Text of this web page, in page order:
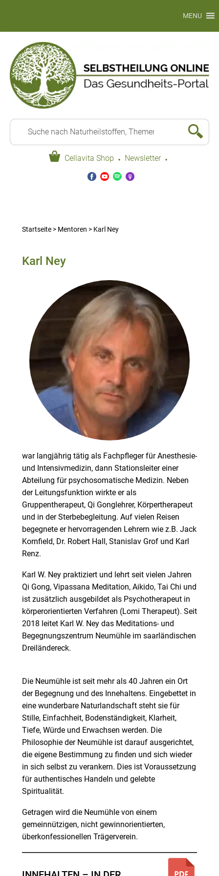
Cellavita Shop · Newsletter ·
MENU
Startseite> Mentoren > Karl Ney
Karl Ney
war langjährig tätig als Fachpfleger für Anesthesie-
und Intensivmedizin, dann Stationsleiter einer
Abteilung für psychosomatische Medizin. Neben
der Leitungsfunktion wirkte er als
Gruppentherapeut, Qi Gonglehrer, Körpertherapeut
und in der Sterbebegleitung. Auf vielen Reisen
begegnete er hervorragenden Lehrern wie z.B. Jack
Kornfield, Dr. Robert Hall, Stanislav Grof und Karl
Renz.
Karl W. Ney praktiziert und lehrt seit vielen Jahren
Qi Gong, Vipassana Meditation, Aikido, Tai Chi und
ist zusätzlich ausgebildet als Psychotherapeut in
körperorientierten Verfahren (Lomi Therapeut). Seit
2018 leitet Karl W. Ney das Meditations- und
Begegnungszentrum Neumühle im saarländischen
Dreiländereck.
Die Neumühle ist seit mehr als 40 Jahren ein Ort
der Begegnung und des Innehaltens. Eingebettet in
eine wunderbare Naturlandschaft steht sie für
Stille, Einfachheit, Bodenständigkeit, Klarheit,
Tiefe, Würde und Erwachsen werden. Die
Philosophie der Neumühle ist darauf ausgerichtet,
die eigene Bestimmung zu finden und sich wieder
in sich selbst zu verankern. Dies ist Voraussetzung
für authentisches Handeln und gelebte
Spiritualität.
Getragen wird die Neumühle von einem
gemeinnützigen, nicht gewinnorientierten,
überkonfessionellen Trägerverein.